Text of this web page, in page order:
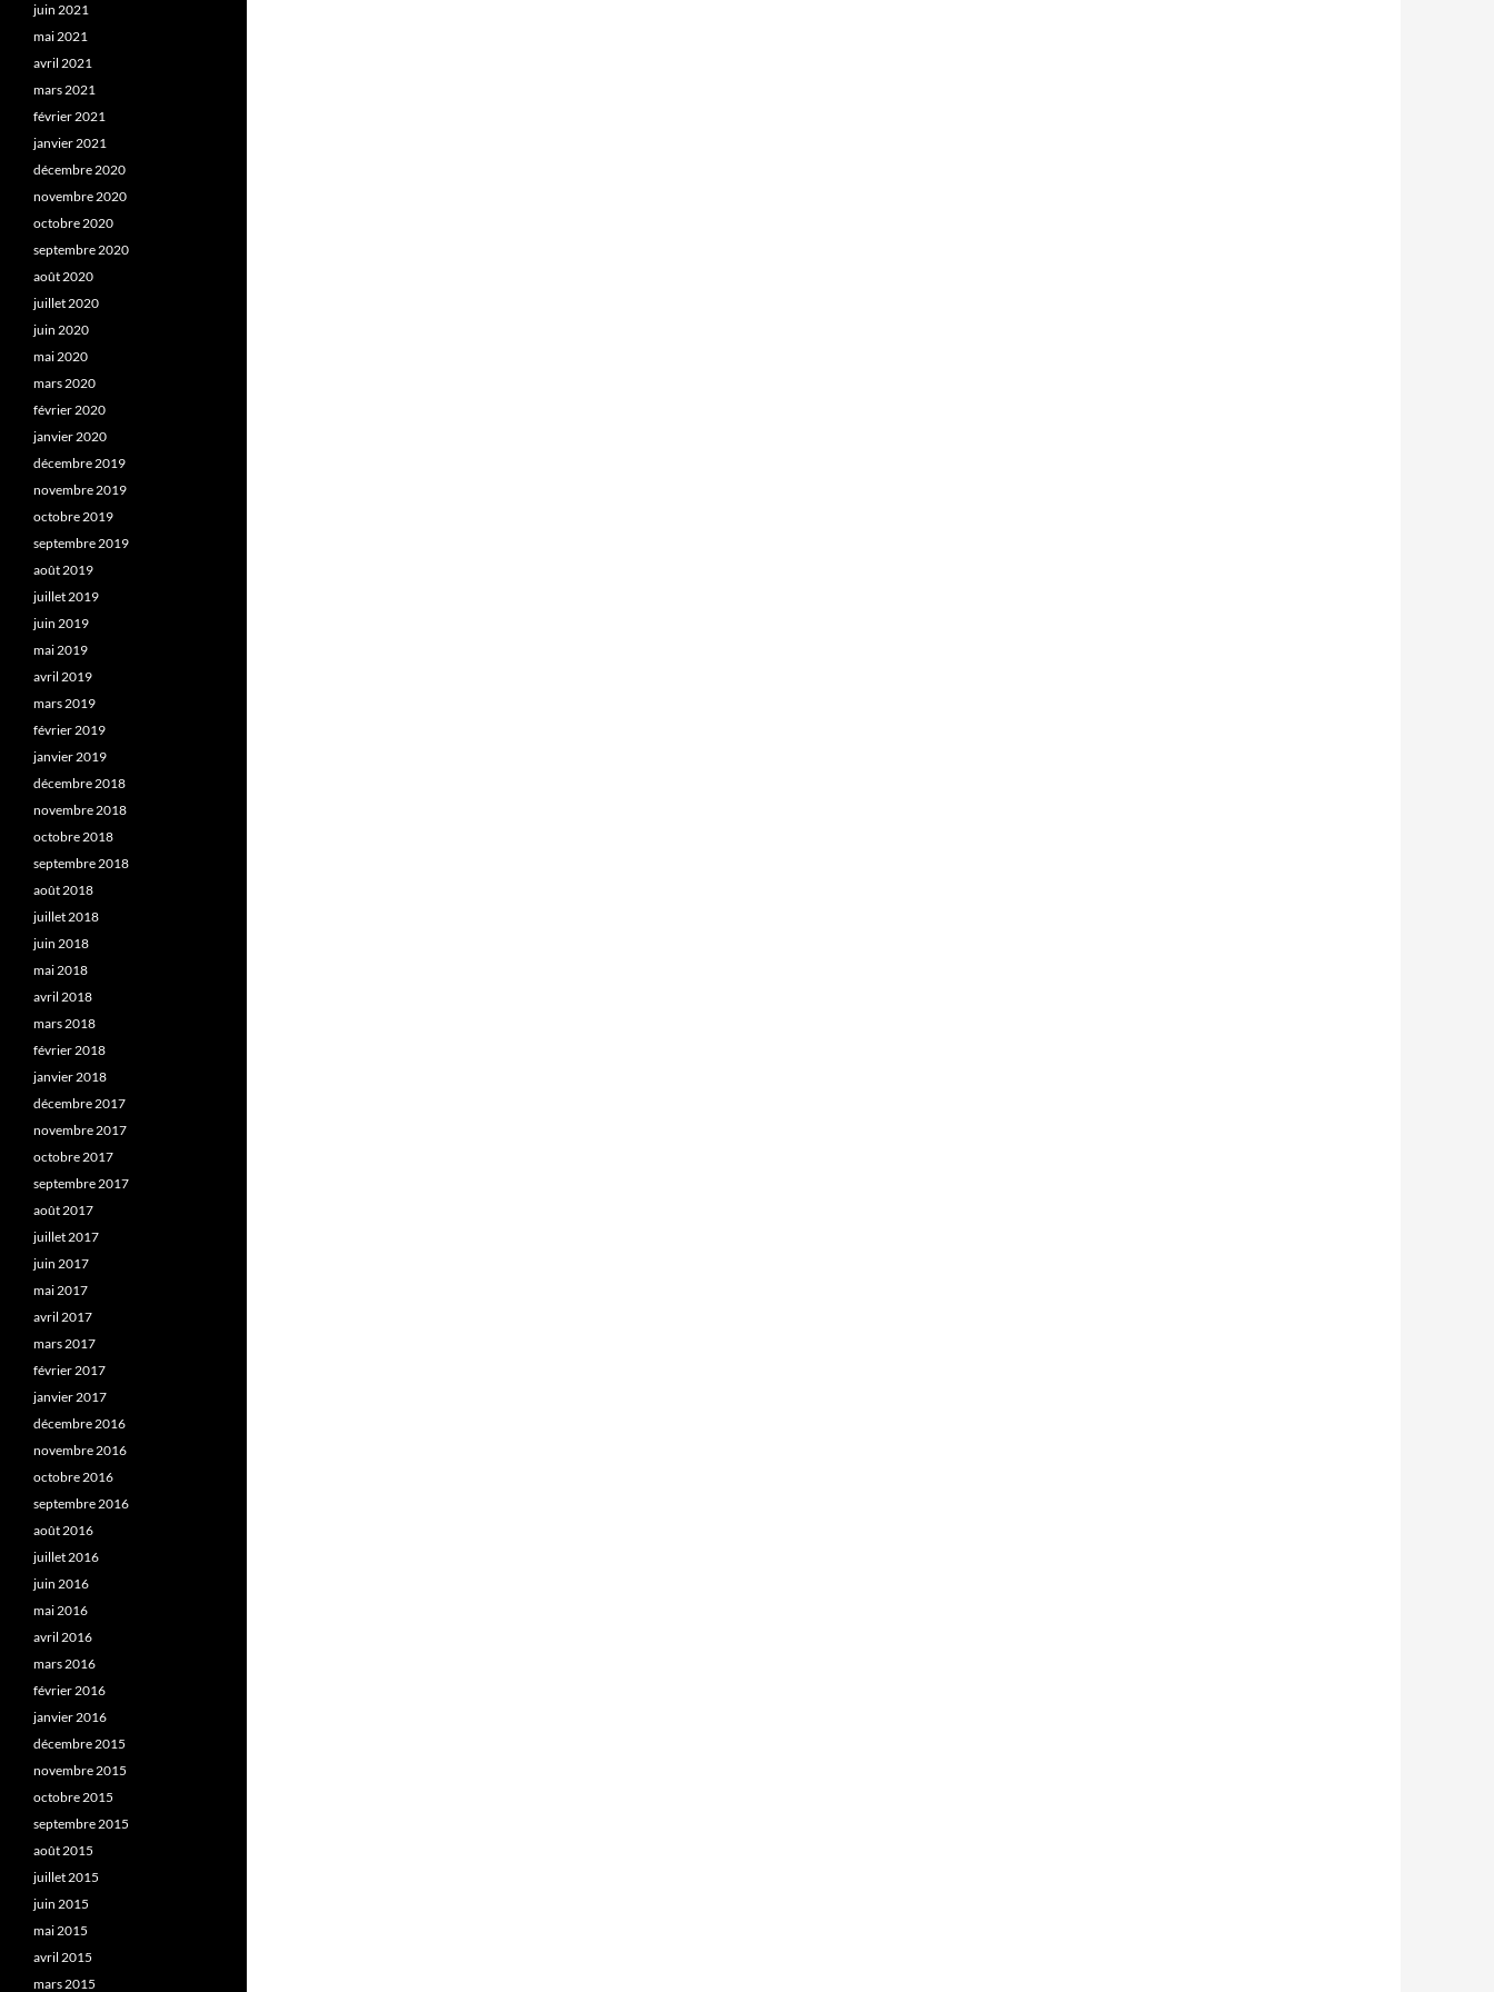
juin 2021
mai 2021
avril 2021
mars 2021
février 2021
janvier 2021
décembre 2020
novembre 2020
octobre 2020
septembre 2020
août 2020
juillet 2020
juin 2020
mai 2020
mars 2020
février 2020
janvier 2020
décembre 2019
novembre 2019
octobre 2019
septembre 2019
août 2019
juillet 2019
juin 2019
mai 2019
avril 2019
mars 2019
février 2019
janvier 2019
décembre 2018
novembre 2018
octobre 2018
septembre 2018
août 2018
juillet 2018
juin 2018
mai 2018
avril 2018
mars 2018
février 2018
janvier 2018
décembre 2017
novembre 2017
octobre 2017
septembre 2017
août 2017
juillet 2017
juin 2017
mai 2017
avril 2017
mars 2017
février 2017
janvier 2017
décembre 2016
novembre 2016
octobre 2016
septembre 2016
août 2016
juillet 2016
juin 2016
mai 2016
avril 2016
mars 2016
février 2016
janvier 2016
décembre 2015
novembre 2015
octobre 2015
septembre 2015
août 2015
juillet 2015
juin 2015
mai 2015
avril 2015
mars 2015